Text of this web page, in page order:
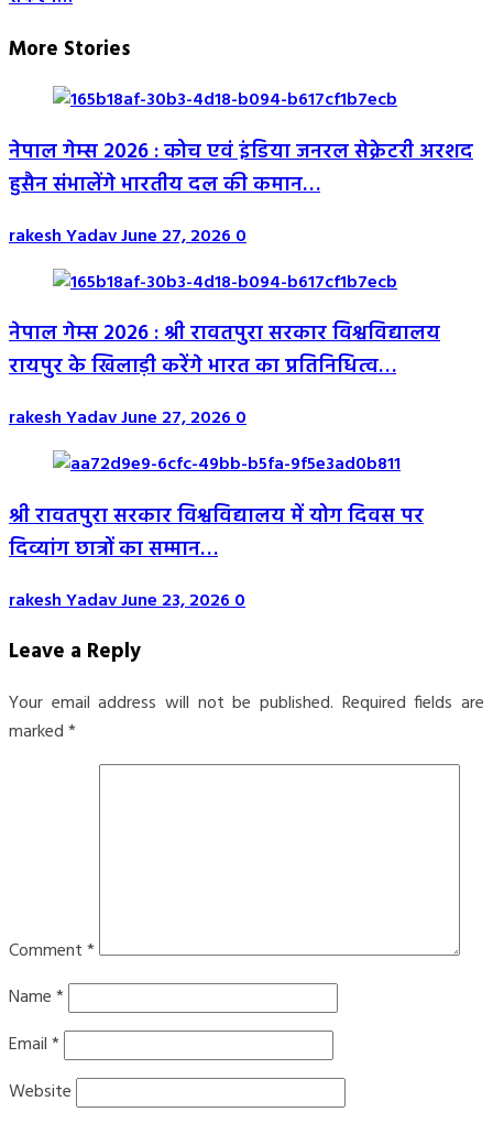
More Stories
नेपाल गेम्स 2026 : कोच एवं इंडिया जनरल सेक्रेटरी अरशद
हुसैन संभालेंगे भारतीय दल की कमान…
rakesh YadavJune 27, 20260
नेपाल गेम्स 2026 : श्री रावतपुरा सरकार विश्वविद्यालय
रायपुर के खिलाड़ी करेंगे भारत का प्रतिनिधित्व…
rakesh YadavJune 27, 20260
श्री रावतपुरा सरकार विश्वविद्यालय में योग दिवस पर
दिव्यांग छात्रों का सम्मान…
rakesh YadavJune 23, 20260
Leave a Reply
Your email address will not be published. Required fields are
marked*
Comment*
Name*
Email*
Website